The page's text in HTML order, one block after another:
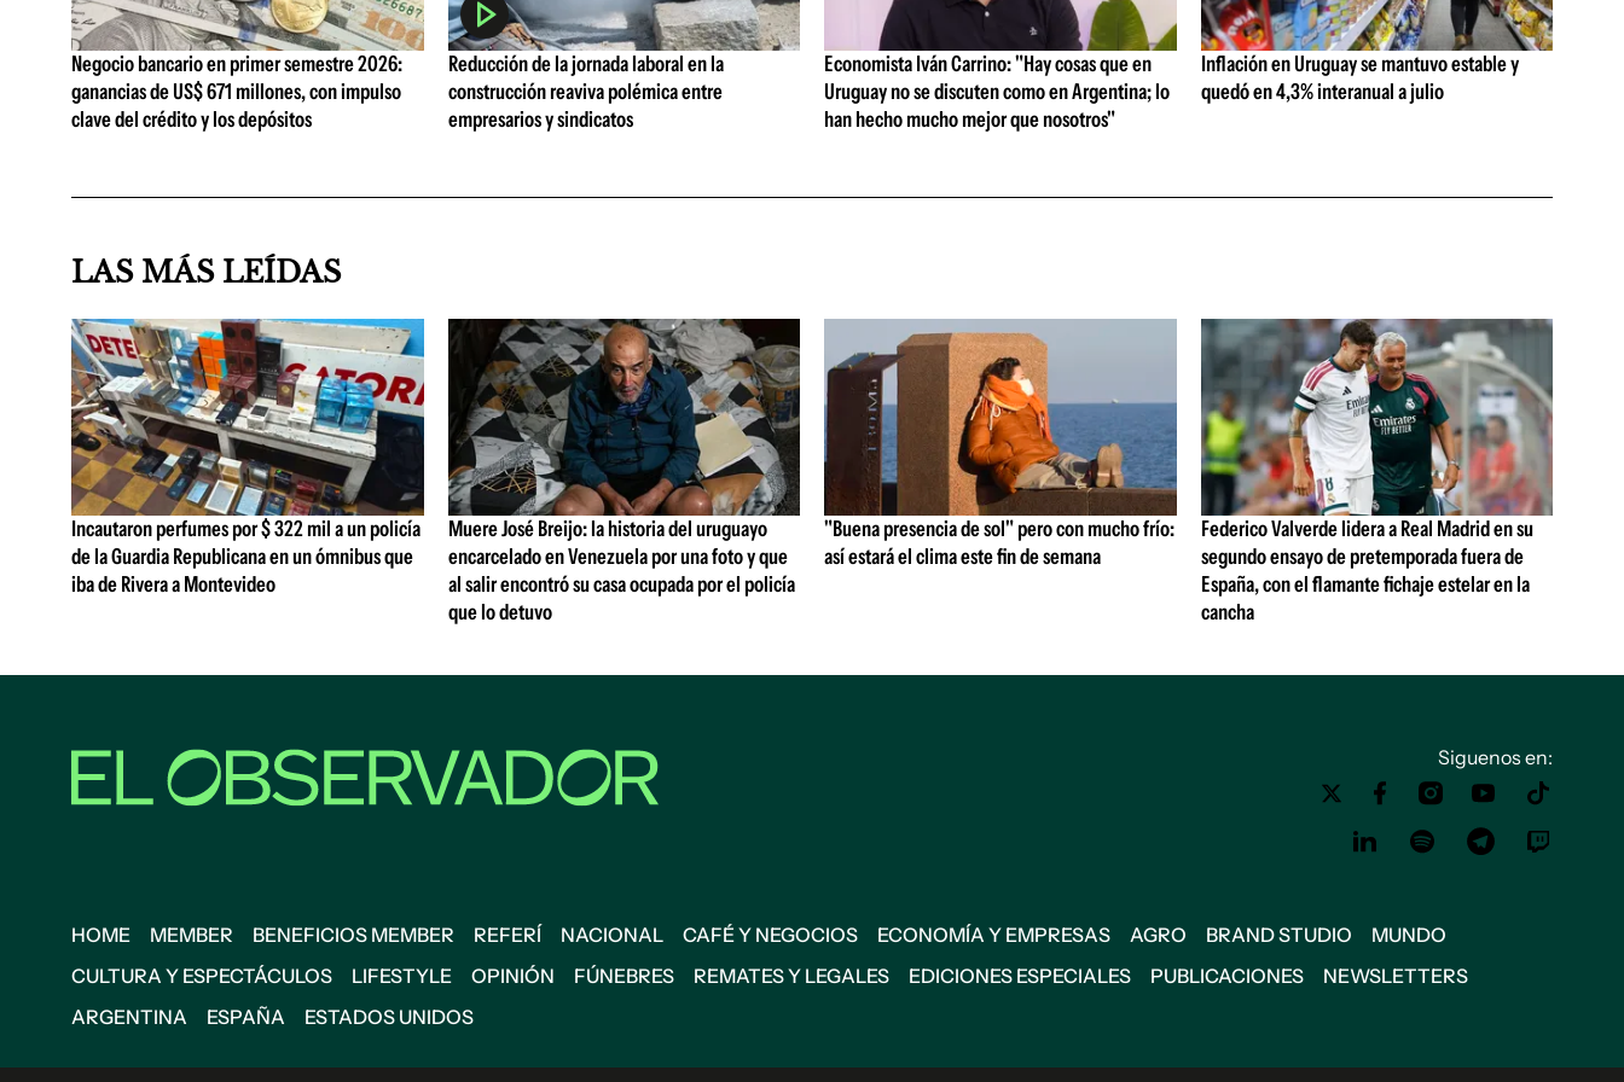
Negocio bancario en primer semestre 2026:
ganancias de US$ 671 millones, con impulso
clave del crédito y los depósitos
Reducción de la jornada laboral en la
construcción reaviva polémica entre
empresarios y sindicatos
Economista Iván Carrino: "Hay cosas que en
Uruguay no se discuten como en Argentina; lo
han hecho mucho mejor que nosotros"
Inflación en Uruguay se mantuvo estable y
quedó en 4,3% interanual a julio
LAS MÁS LEÍDAS
Incautaron perfumes por $ 322 mil a un policía
de la Guardia Republicana en un ómnibus que
iba de Rivera a Montevideo
Muere José Breijo: la historia del uruguayo
encarcelado en Venezuela por una foto y que
al salir encontró su casa ocupada por el policía
que lo detuvo
"Buena presencia de sol" pero con mucho frío:
así estará el clima este fin de semana
Federico Valverde lidera a Real Madrid en su
segundo ensayo de pretemporada fuera de
España, con el flamante fichaje estelar en la
cancha
Siguenos en:
HOME MEMBER BENEFICIOS MEMBER REFERÍ NACIONAL CAFÉ Y NEGOCIOS ECONOMÍA Y EMPRESAS AGRO BRAND STUDIO
MUNDO
CULTURA Y ESPECTÁCULOS
LIFESTYLE OPINIÓN FÚNEBRES REMATES Y LEGALES EDICIONES ESPECIALES PUBLICACIONES
NEWSLETTERS
ARGENTINA
ESPAÑA ESTADOS UNIDOS